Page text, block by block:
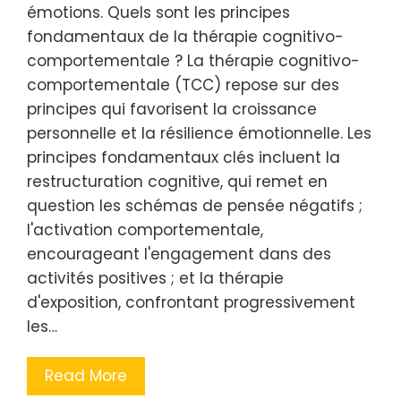
émotions. Quels sont les principes
fondamentaux de la thérapie cognitivo-
comportementale ? La thérapie cognitivo-
comportementale (TCC) repose sur des
principes qui favorisent la croissance
personnelle et la résilience émotionnelle. Les
principes fondamentaux clés incluent la
restructuration cognitive, qui remet en
question les schémas de pensée négatifs ;
l'activation comportementale,
encourageant l'engagement dans des
activités positives ; et la thérapie
d'exposition, confrontant progressivement
les…
Read More